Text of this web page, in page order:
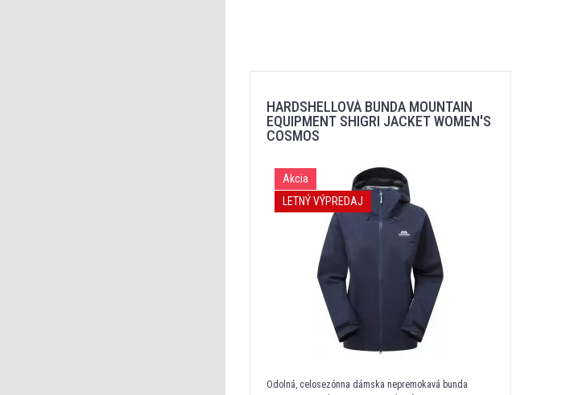
HARDSHELLOVÁ BUNDA MOUNTAIN
EQUIPMENT SHIGRI JACKET WOMEN'S
COSMOS
Akcia
LETNÝ VÝPREDAJ
Odolná, celosezónna dámska nepremokavá bunda